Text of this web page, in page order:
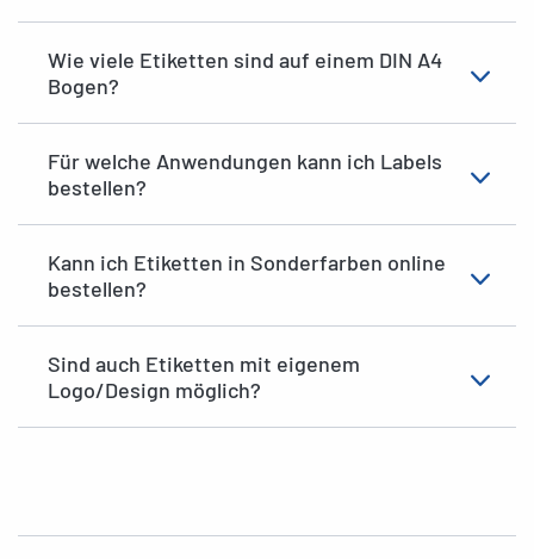
Wie viele Etiketten sind auf einem DIN A4
Bogen?
Für welche Anwendungen kann ich Labels
bestellen?
Kann ich Etiketten in Sonderfarben online
bestellen?
Sind auch Etiketten mit eigenem
Logo/Design möglich?